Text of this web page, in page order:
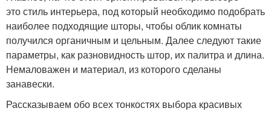
это стиль интерьера, под который необходимо подобрать
наиболее подходящие шторы, чтобы облик комнаты
получился органичным и цельным. Далее следуют такие
параметры, как разновидность штор, их палитра и длина.
Немаловажен и материал, из которого сделаны
занавески.
Рассказываем обо всех тонкостях выбора красивых